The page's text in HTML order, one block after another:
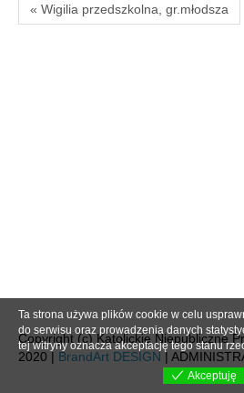
« Wigilia przedszkolna, gr.młodsza
Copyright (c) Katolickie Niepubliczne
2020 | BrandArt DESIGN |
Ta strona używa plików cookie w celu
do serwisu oraz prowadzenia danych
tej witryny oznacza akceptację tego stanu
Akceptuję